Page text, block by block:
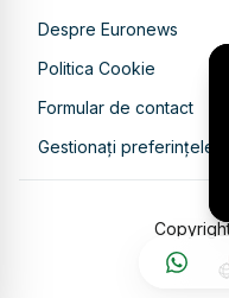
Despre Euronews
Politica Cookie
Formular de contact
Gestionați preferințele